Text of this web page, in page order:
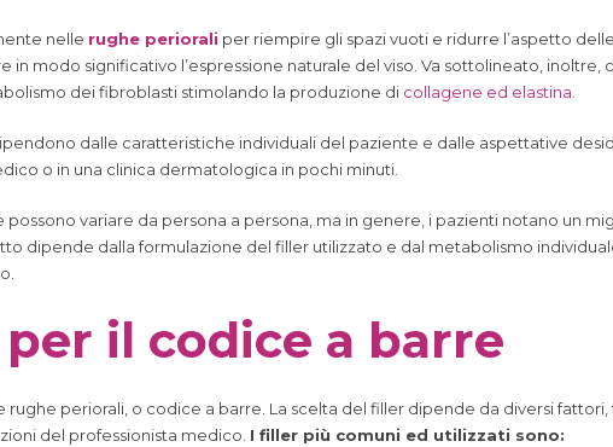
nelle rughe periorali per riempire gli spazi vuoti e ridurre l’aspetto
modo significativo l’espressione naturale del viso. Va sottolineato,
dei fibroblasti stimolando la produzione di collagene ed elastina.
dalle caratteristiche individuali del paziente e dalle aspettative
o in una clinica dermatologica in pochi minuti.
variare da persona a persona, ma in genere, i pazienti notano un
dipende dalla formulazione del filler utilizzato e dal metabolismo
il codice a barre
periorali, o codice a barre. La scelta del filler dipende da diversi
del professionista medico. I filler più comuni ed utilizzati sono: